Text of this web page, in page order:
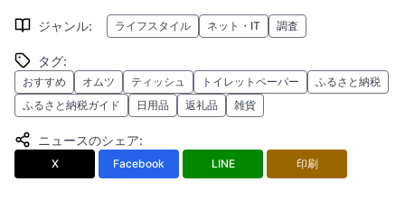
ジャンル: ライフスタイル ネット・IT 調査
タグ:
おすすめ オムツ ティッシュ トイレットペーパー
ふるさと納税
ふるさと納税ガイド
日用品 返礼品 雑貨
ニュースのシェア:
X Facebook LINE 印刷